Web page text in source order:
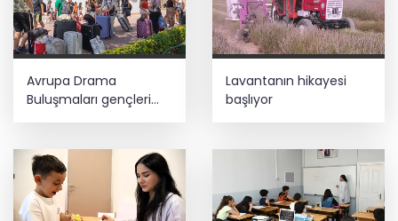
Avrupa Drama
Buluşmaları gençleri
İzmir’de
Lavantanın hikayesi
başlıyor